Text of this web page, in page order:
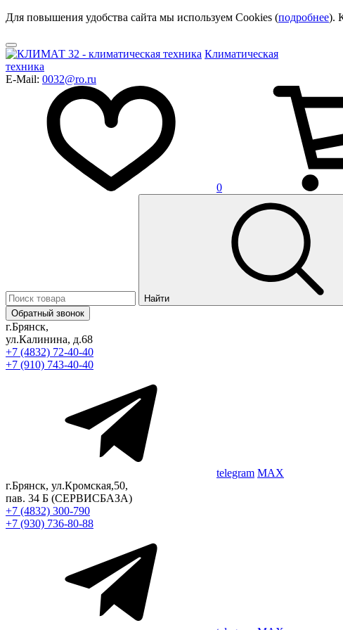
Для повышения удобства сайта мы используем Cookies (подробнее).
Климатическая
техника
E-Mail: 0032@ro.ru
0
Найти
Обратный звонок
г.Брянск,
ул.Калинина, д.68
+7 (4832) 72-40-40
+7 (910) 743-40-40
telegram MAX
г.Брянск, ул.Кромская,50,
пав. 34 Б (СЕРВИСБАЗА)
+7 (4832) 300-790
+7 (930) 736-80-88